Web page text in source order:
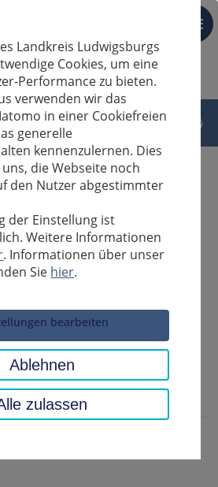
DE
Veterinärwesen
Landkreis Ludwigsburgs
Cookies, um eine
Performance zu bieten.
verwenden wir das
in einer Cookiefreien
generelle
kennenzulernen. Dies
die Webseite noch
den Nutzer abgestimmter
der Einstellung ist
Weitere Informationen
. Informationen über unser
Sie hier.
bearbeiten
Ablehnen
zulassen